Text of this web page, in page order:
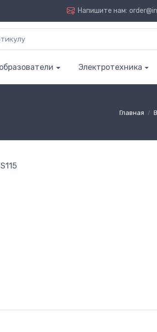
Напишите нам:
Электротехника
Главная